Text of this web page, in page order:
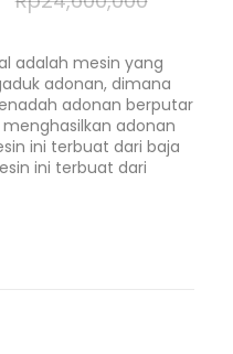
adalah mesin yang
adonan, dimana
adonan berputar
adonan
ini terbuat dari baja
ini terbuat dari